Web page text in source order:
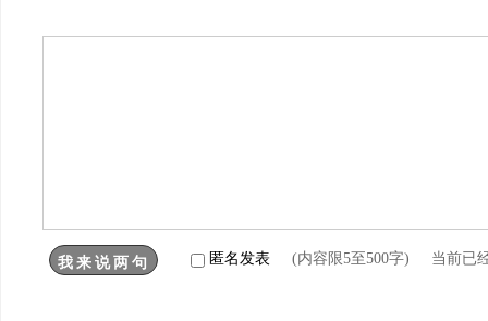
匿名发表 (内容限5至500字) 当前已